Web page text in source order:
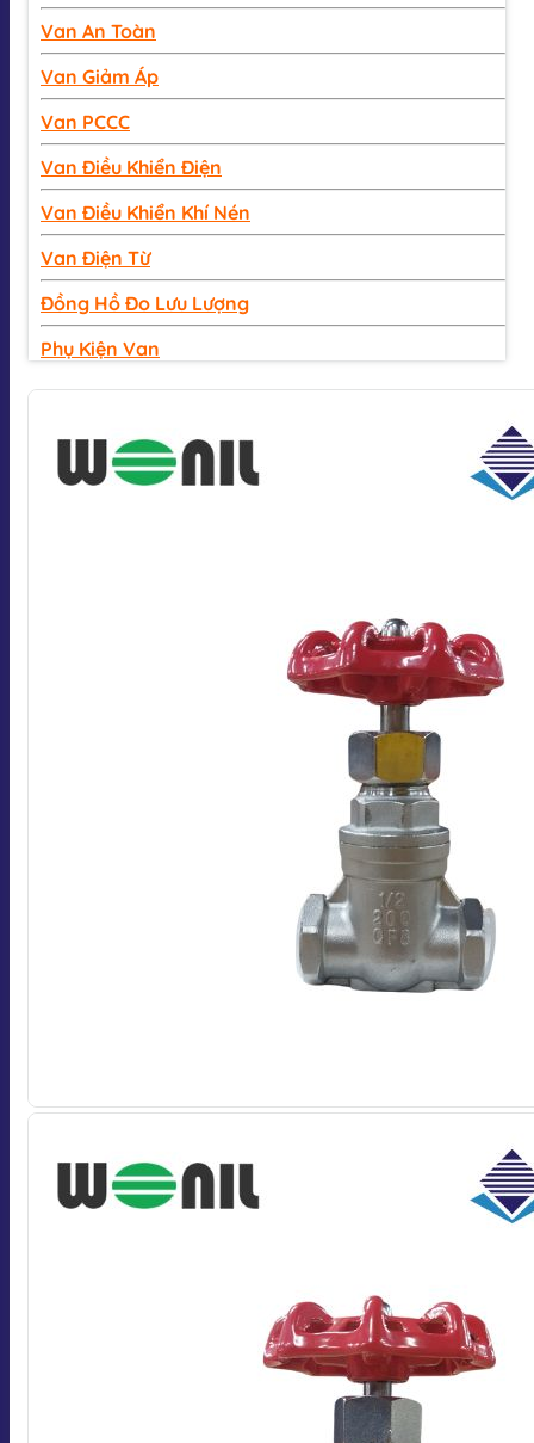
Van An Toàn
Van Giảm Áp
Van PCCC
Van Điều Khiển Điện
Van Điều Khiển Khí Nén
Van Điện Từ
Đồng Hồ Đo Lưu Lượng
Phụ Kiện Van